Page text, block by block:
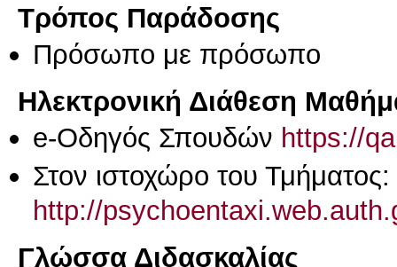
Τρόπος Παράδοσης
Πρόσωπο με πρόσωπο
Ηλεκτρονική Διάθεση
e-Οδηγός Σπουδών https://
Στον ιστοχώρο του Τμήματος:
http://
Γλώσσα Διδασκαλίας